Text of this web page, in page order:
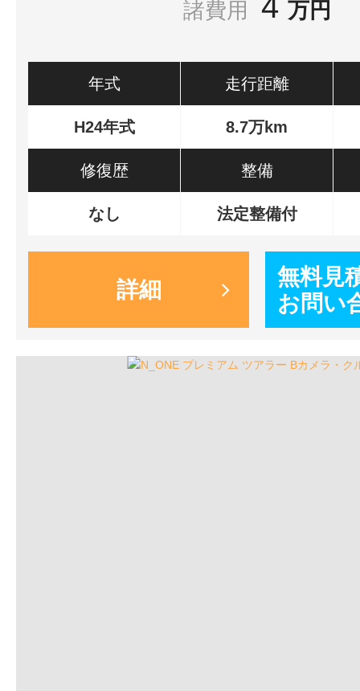
諸費用 万円
年式
H24年式
走行距離
8.7万km
修復歴
なし
整備
法定整備付
詳細
無料見
お問い